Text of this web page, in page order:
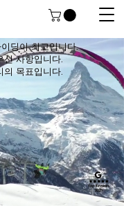
딩이 최고입니다.
선 사항입니다.
의 목표입니다.